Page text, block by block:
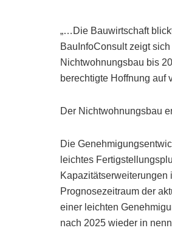
„…Die Bauwirtschaft
BauInfoConsult zeigt
Nichtwohnungsbau bis
berechtigte Hoffnung auf
Der Nichtwohnungsbau
Die
leichtes
Kapazitätserweiterungen
Prognosezeitraum der
einer leichten
nach 2025 wieder in